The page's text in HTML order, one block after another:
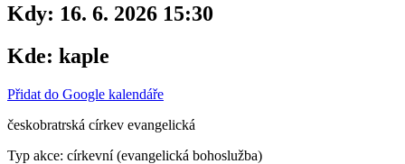
Kdy: 16. 6. 2026 15:30
Kde: kaple
Přidat do Google kalendáře
českobratrská církev evangelická
Typ akce: církevní (evangelická bohoslužba)